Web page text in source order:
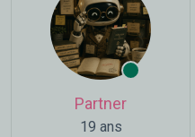
Partner
19 ans